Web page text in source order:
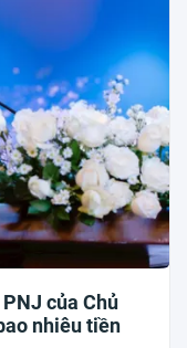
của Chủ
nhiêu tiền